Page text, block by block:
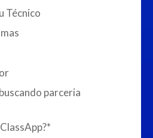
Técnico
parceria
*